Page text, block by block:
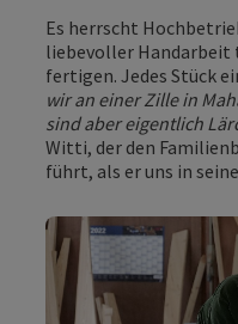
Es herrscht
liebevoller
fertigen. Jedes Stück
wir an einer Zille in
sind aber eigentlich
Witti, der den
führt, als er uns in